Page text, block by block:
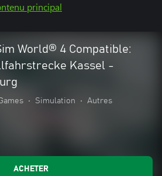
principal
World® 4 Compatible:
Kassel -
• Simulation • Autres
ACHETER